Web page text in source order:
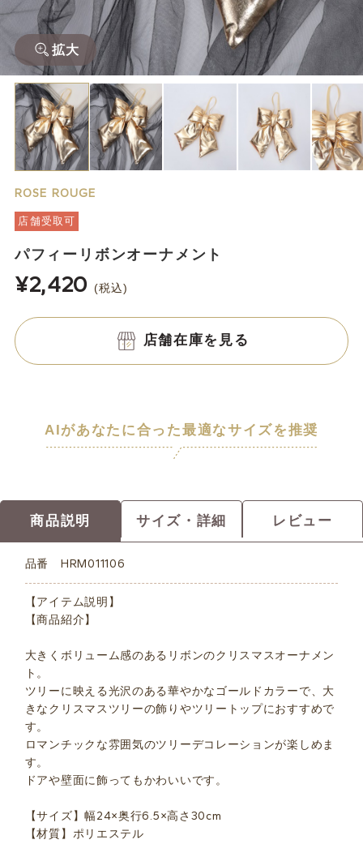
拡大
ROSE ROUGE
店舗受取可
パフィーリボンオーナメント
¥2,420 (税込)
店舗在庫を見る
AIがあなたに合った最適なサイズを推奨
商品説明 サイズ・詳細 レビュー
品番 HRM011106
【アイテム説明】
【商品紹介】
大きくボリューム感のあるリボンのクリスマスオーナメン
ト。
ツリーに映える光沢のある華やかなゴールドカラーで、大
きなクリスマスツリーの飾りやツリートップにおすすめで
す。
ロマンチックな雰囲気のツリーデコレーションが楽しめま
す。
ドアや壁面に飾ってもかわいいです。
【サイズ】幅24×奥行6.5×高さ30cm
【材質】ポリエステル